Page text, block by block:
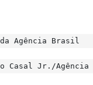
Agência Brasil
Casal Jr./Agência